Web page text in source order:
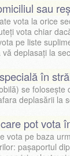
sau
vota la orice
vota chiar
pe liste
vă deplasați la
în
se
deplasării la
pot vota
vota pe baza
paşaportul